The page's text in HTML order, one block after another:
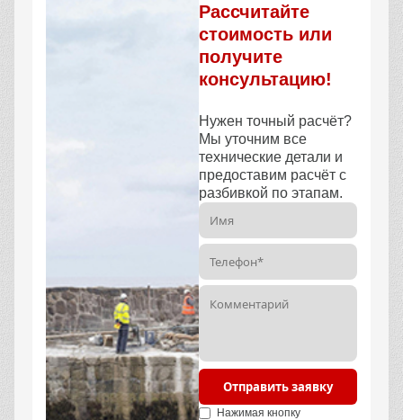
Рассчитайте
стоимость или
получите
консультацию!
Нужен точный расчёт?
Мы уточним все
технические детали и
предоставим расчёт с
разбивкой по этапам.
Отправить заявку
Нажимая кнопку